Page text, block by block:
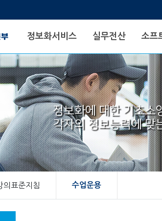
정보화서비스 실무전산 소프
정보화에 대한 기초소
각자의 정보능력에 맞
의표준지침 수업운용